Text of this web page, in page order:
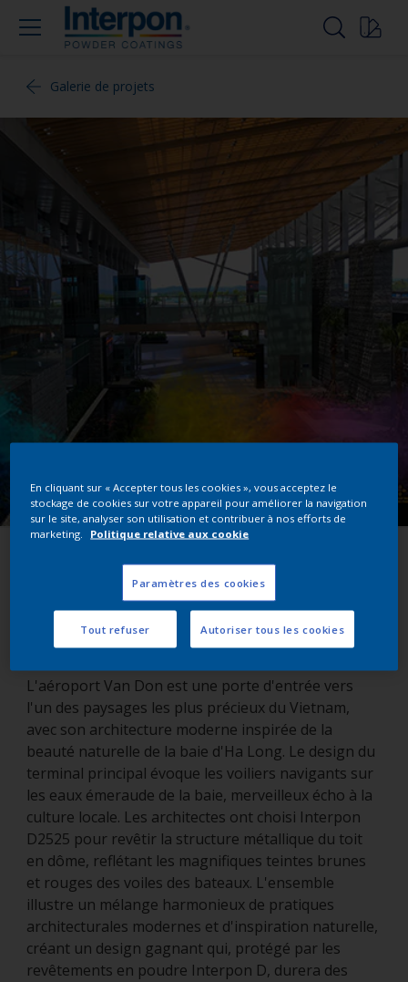
Galerie de projets
Van Don Airport
Quảng Ninh, Vietnam
L'aéroport Van Don est une porte d'entrée vers
l'un des paysages les plus précieux du Vietnam,
avec son architecture moderne inspirée de la
beauté naturelle de la baie d'Ha Long. Le design du
terminal principal évoque les voiliers navigants sur
les eaux émeraude de la baie, merveilleux écho à la
culture locale. Les architectes ont choisi Interpon
D2525 pour revêtir la structure métallique du toit
en dôme, reflétant les magnifiques teintes brunes
et rouges des voiles des bateaux. L'ensemble
illustre un mélange harmonieux de pratiques
architecturales modernes et d'inspiration naturelle,
créant un design gagnant qui, protégé par les
revêtements en poudre Interpon D, durera des
En cliquant sur « Accepter tous les cookies », vous acceptez le
stockage de cookies sur votre appareil pour améliorer la navigation
sur le site, analyser son utilisation et contribuer à nos efforts de
marketing.
Politique relative aux cookie
Paramètres des cookies
Tout refuser Autoriser tous les cookies